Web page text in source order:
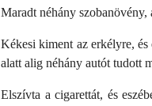
Maradt néhány
Kékesi kiment az erkélyre,
alatt alig néhány autót tudott
Elszívta a cigarettát, és